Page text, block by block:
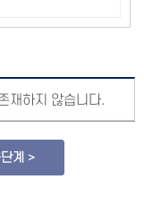
재하지 않습니다.
계 >